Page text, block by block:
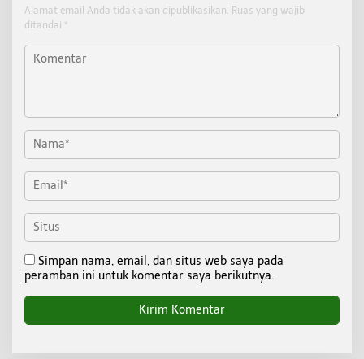
Alamat email Anda tidak akan dipublikasikan. Ruas yang wajib
ditandai *
Simpan nama, email, dan situs web saya pada
peramban ini untuk komentar saya berikutnya.